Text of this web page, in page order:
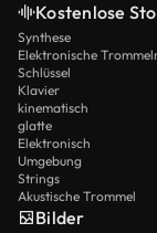
Kostenlose
Synthese
Elektronische
Schlüssel
Klavier
kinematisch
glatte
Elektronisch
Umgebung
Strings
Akustische Trommel
Bilder